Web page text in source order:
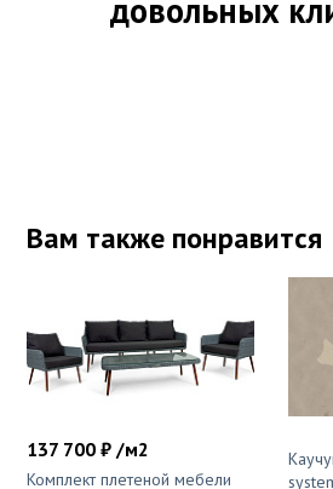
довольных
Вам также понравится
137 700 ₽ /м2
Комплект плетеной мебели